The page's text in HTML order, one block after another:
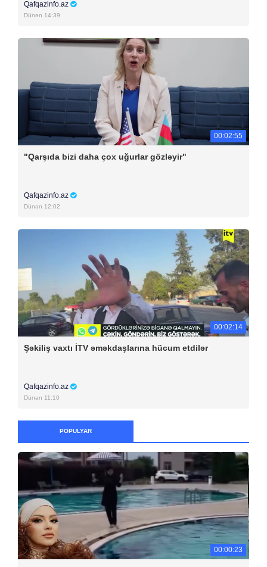
Qafqazinfo.az
Dünən 14:39
00:02:55
"Qarşıda bizi daha çox uğurlar gözləyir"
Qafqazinfo.az
Dünən 12:02
00:02:14
Şəkiliş vaxtı İTV əməkdaşlarına hücum etdilər
Qafqazinfo.az
Dünən 11:10
POPULYAR
00:00:23